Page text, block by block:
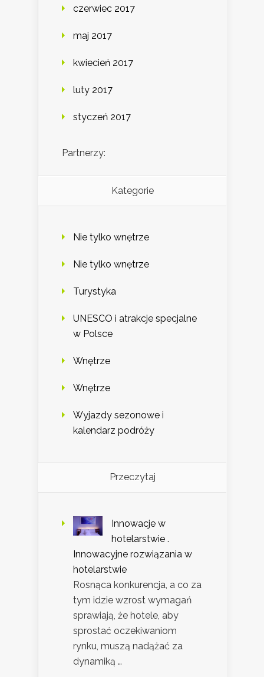
czerwiec 2017
maj 2017
kwiecień 2017
luty 2017
styczeń 2017
Partnerzy:
Kategorie
Nie tylko wnętrze
Nie tylko wnętrze
Turystyka
UNESCO i atrakcje specjalne
w Polsce
Wnętrze
Wnętrze
Wyjazdy sezonowe i
kalendarz podróży
Przeczytaj
Innowacje w
hotelarstwie .
Innowacyjne rozwiązania w
hotelarstwie
Rosnąca konkurencja, a co za
tym idzie wzrost wymagań
sprawiają, że hotele, aby
sprostać oczekiwaniom
rynku, muszą nadążać za
dynamiką …